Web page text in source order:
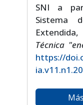
SNI a
Sistema
Técnica
https://